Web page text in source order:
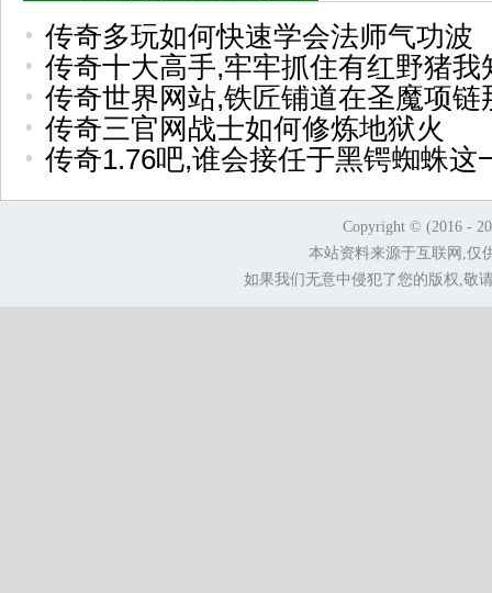
传奇多玩如何快速学会法师气功波
传奇十大高手,牢牢抓住有红野猪我
传奇世界网站,铁匠铺道在圣魔项链
传奇三官网战士如何修炼地狱火
传奇1.76吧,谁会接任于黑锷蜘蛛这
Copyright © (2016 -
本站资料来源于互联网,仅
如果我们无意中侵犯了您的版权,敬